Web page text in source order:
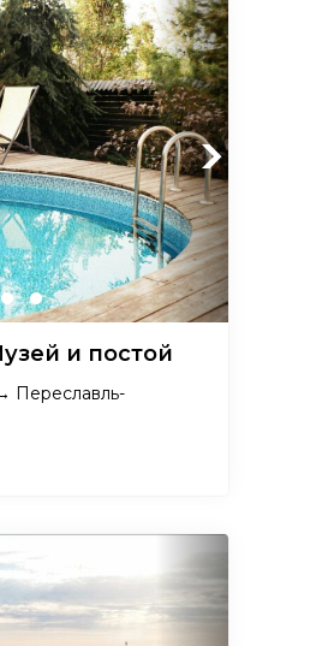
Next
и постой
Переславль-